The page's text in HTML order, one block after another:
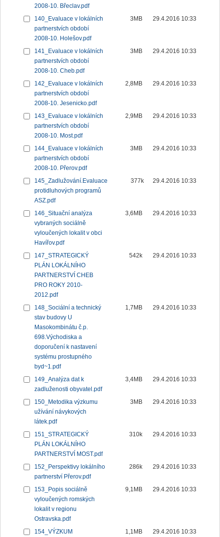
2008-10. Břeclav.pdf
140_Evaluace v lokálních
partnerstvích období
2008-10. Holešov.pdf
3MB 29.4.2016 10:33
141_Evaluace v lokálních
partnerstvích období
2008-10. Cheb.pdf
3MB 29.4.2016 10:33
142_Evaluace v lokálních
partnerstvích období
2008-10. Jesenicko.pdf
2,8MB 29.4.2016 10:33
143_Evaluace v lokálních
partnerstvích období
2008-10. Most.pdf
2,9MB 29.4.2016 10:33
144_Evaluace v lokálních
partnerstvích období
2008-10. Přerov.pdf
3MB 29.4.2016 10:33
145_Zadlužování.Evaluace
protidluhových programů
ASZ.pdf
377k 29.4.2016 10:33
146_Situační analýza
vybraných sociálně
vyloučených lokalit v obci
Havířov.pdf
3,6MB 29.4.2016 10:33
147_STRATEGICKÝ
PLÁN LOKÁLNÍHO
PARTNERSTVÍ CHEB
PRO ROKY 2010-
2012.pdf
542k 29.4.2016 10:33
148_Sociální a technický
stav budovy U
Masokombinátu č.p.
698.Východiska a
doporučení k nastavení
systému prostupného
byd~1.pdf
1,7MB 29.4.2016 10:33
149_Analýza dat k
zadluženosti obyvatel.pdf
3,4MB 29.4.2016 10:33
150_Metodika výzkumu
užívání návykových
látek.pdf
3MB 29.4.2016 10:33
151_STRATEGICKÝ
PLÁN LOKÁLNÍHO
PARTNERSTVÍ MOST.pdf
310k 29.4.2016 10:33
152_Perspektivy lokálního
partnerství Přerov.pdf
286k 29.4.2016 10:33
153_Popis sociálně
vyloučených romských
lokalit v regionu
Ostravska.pdf
9,1MB 29.4.2016 10:33
154_VÝZKUM
1,1MB 29.4.2016 10:33